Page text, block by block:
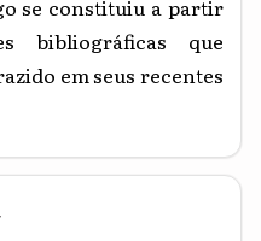
se constituiu a partir
bibliográficas que
em seus recentes